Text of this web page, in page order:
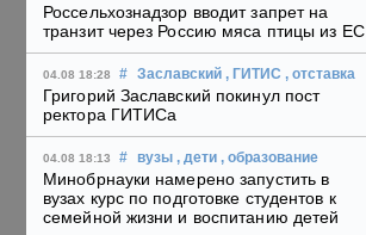
Россельхознадзор вводит запрет на
транзит через Россию мяса птицы из ЕС
04.08 18:28 # Заславский , ГИТИС , отставка
Григорий Заславский покинул пост
ректора ГИТИСа
04.08 18:13 # вузы , дети , образование
Минобрнауки намерено запустить в
вузах курс по подготовке студентов к
семейной жизни и воспитанию детей